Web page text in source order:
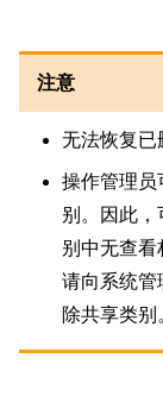
注意
无法恢复已
操作管理员
别。因此
别中无查看
请向系统管
除共享类别